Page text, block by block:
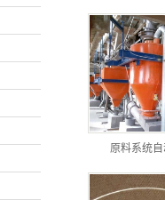
原料系统